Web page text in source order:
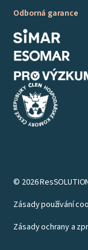
Odborná garance
© 2026
Zásady používání
Zásady ochrany a